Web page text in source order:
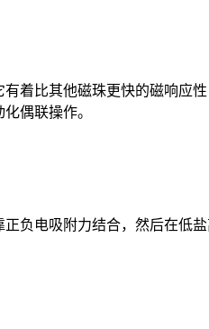
比其他磁珠更快的磁响应
偶联操作。
电吸附力结合，然后在低